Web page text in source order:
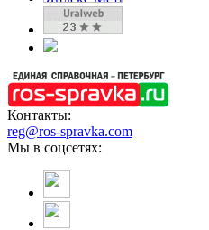
Контакты:
reg@ros-spravka.com
Мы в соцсетях: